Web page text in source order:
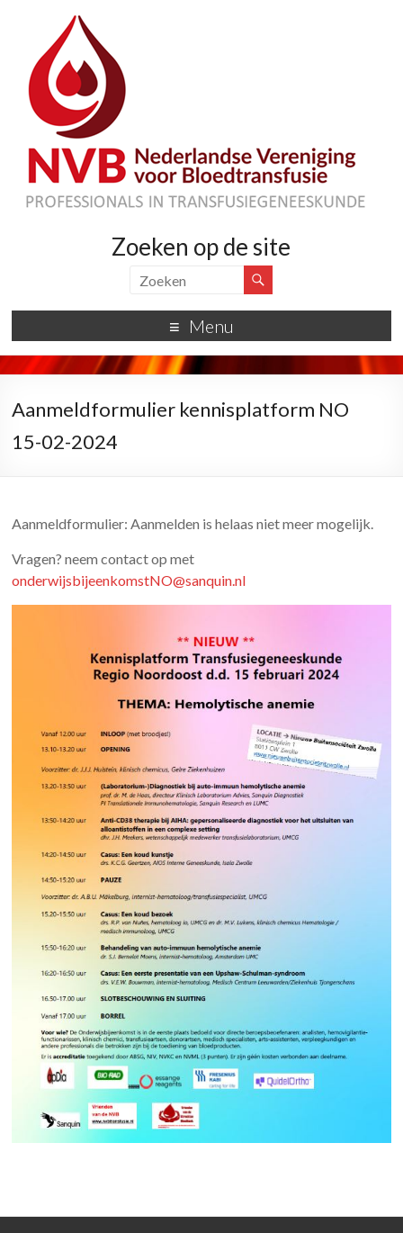
Zoeken op de site
Menu
Aanmeldformulier kennisplatform NO
15-02-2024
Aanmeldformulier: Aanmelden is helaas niet meer mogelijk.
Vragen? neem contact op met
onderwijsbijeenkomstNO@sanquin.nl